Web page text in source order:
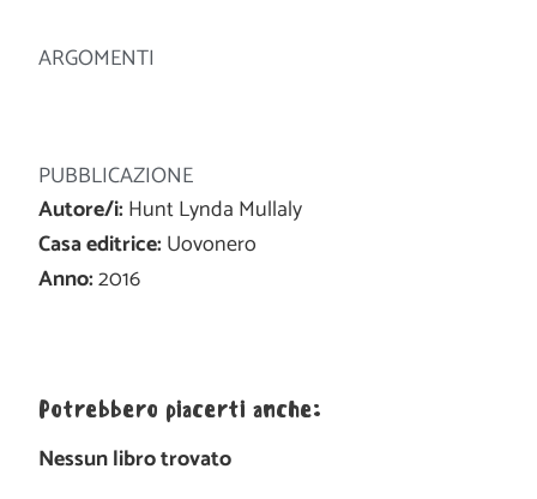
PUBBLICAZIONE
Autore/i:Hunt Lynda Mullaly
Casa editrice:Uovonero
Anno:2016
ARGOMENTI
Potrebbero piacerti anche:
Nessun libro trovato